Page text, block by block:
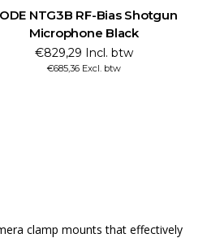
NTG3B RF-Bias Shotgun
Microphone Black
€829,29 Incl. btw
€685,36 Excl. btw
clamp mounts that effectively